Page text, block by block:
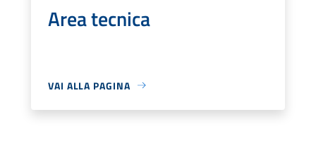
Area tecnica
VAI ALLA PAGINA